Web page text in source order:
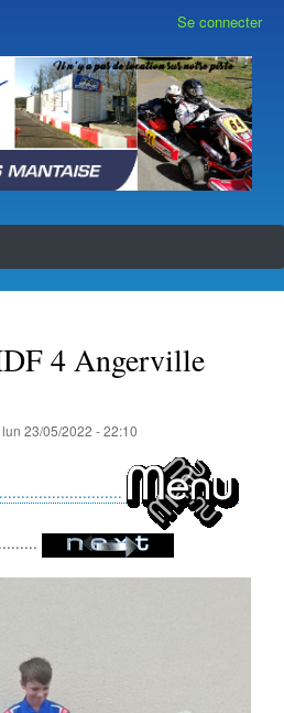
contenu
principal
Se connecter
4 Angerville
lun 23/05/2022 - 22:10